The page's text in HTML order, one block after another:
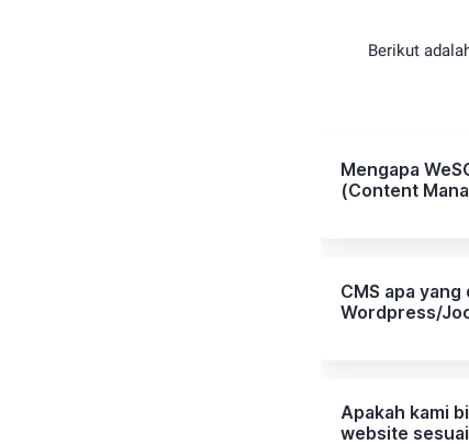
Berikut
Mengapa
(Content
CMS apa
Wordpress/
Apakah kami
website